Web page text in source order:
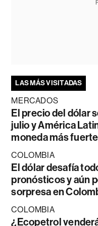
LAS MÁS VISITADAS
MERCADOS
El precio del dólar
julio y América
moneda más
COLOMBIA
El dólar desafía
pronósticos y aún
sorpresa en
COLOMBIA
¿Ecopetrol